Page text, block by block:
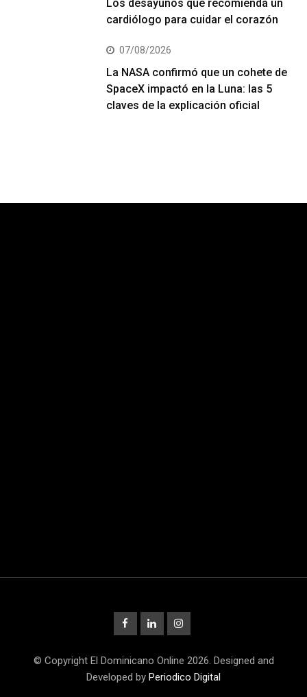
Los desayunos que recomienda un
cardiólogo para cuidar el corazón
07/08/2026
La NASA confirmó que un cohete de
SpaceX impactó en la Luna: las 5
claves de la explicación oficial
© Copyright El Dominicano Online 2026. Designed and
Developed by Periodico Digital